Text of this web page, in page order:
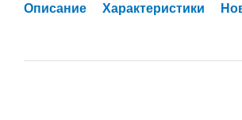
Описание Характеристики